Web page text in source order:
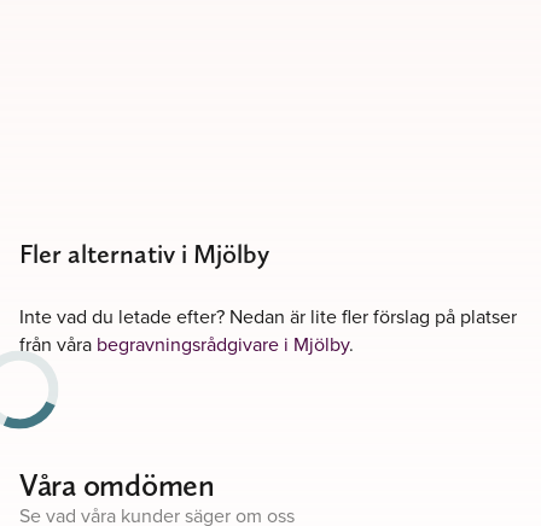
Fler alternativ i Mjölby
Inte vad du letade efter? Nedan är lite fler förslag på platser
från våra begravningsrådgivare i Mjölby.
Våra omdömen
Se vad våra kunder säger om oss